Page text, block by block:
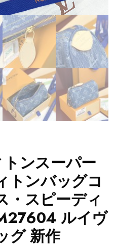
ンスーパー
トンバッグコ
・スピーディ
ルイヴ
グ 新作